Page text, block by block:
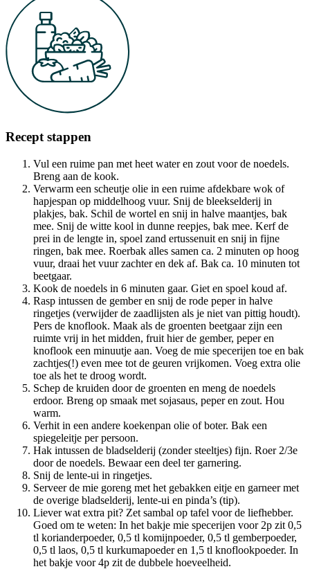
Recept stappen
Vul een ruime pan met heet water en zout voor de noedels.
Breng aan de kook.
Verwarm een scheutje olie in een ruime afdekbare wok of
hapjespan op middelhoog vuur. Snij de bleekselderij in
plakjes, bak. Schil de wortel en snij in halve maantjes, bak
mee. Snij de witte kool in dunne reepjes, bak mee. Kerf de
prei in de lengte in, spoel zand ertussenuit en snij in fijne
ringen, bak mee. Roerbak alles samen ca. 2 minuten op hoog
vuur, draai het vuur zachter en dek af. Bak ca. 10 minuten tot
beetgaar.
Kook de noedels in 6 minuten gaar. Giet en spoel koud af.
Rasp intussen de gember en snij de rode peper in halve
ringetjes (verwijder de zaadlijsten als je niet van pittig houdt).
Pers de knoflook. Maak als de groenten beetgaar zijn een
ruimte vrij in het midden, fruit hier de gember, peper en
knoflook een minuutje aan. Voeg de mie specerijen toe en bak
zachtjes(!) even mee tot de geuren vrijkomen. Voeg extra olie
toe als het te droog wordt.
Schep de kruiden door de groenten en meng de noedels
erdoor. Breng op smaak met sojasaus, peper en zout. Hou
warm.
Verhit in een andere koekenpan olie of boter. Bak een
spiegeleitje per persoon.
Hak intussen de bladselderij (zonder steeltjes) fijn. Roer 2/3e
door de noedels. Bewaar een deel ter garnering.
Snij de lente-ui in ringetjes.
Serveer de mie goreng met het gebakken eitje en garneer met
de overige bladselderij, lente-ui en pinda’s (tip).
Liever wat extra pit? Zet sambal op tafel voor de liefhebber.
Goed om te weten: In het bakje mie specerijen voor 2p zit 0,5
tl korianderpoeder, 0,5 tl komijnpoeder, 0,5 tl gemberpoeder,
0,5 tl laos, 0,5 tl kurkumapoeder en 1,5 tl knoflookpoeder. In
het bakje voor 4p zit de dubbele hoeveelheid.